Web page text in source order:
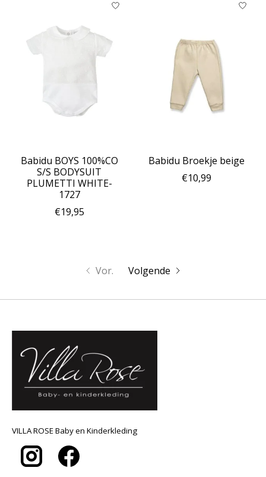
Babidu BOYS 100%CO
S/S BODYSUIT
PLUMETTI WHITE-
1727
€19,95
Babidu Broekje beige
€10,99
Vor. Volgende
VILLA ROSE Baby en Kinderkleding